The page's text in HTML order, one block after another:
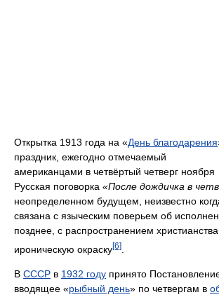
Открытка 1913 года на «День благодарения
праздник, ежегодно отмечаемый
американцами в четвёртый четверг ноября
Русская поговорка «После дождичка в
неопределенном будущем, неизвестно
связана с языческим поверьем об
позднее, с распространением
ироническую окраску[6]
В СССР в 1932 году принято
вводящее «рыбный день» по четвергам в